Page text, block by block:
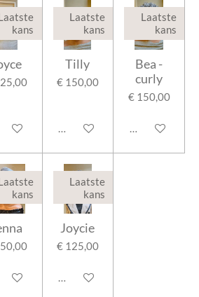
kans
mij op de hoogte
Laatste
kans
Tilly
€ 150,00
In winkelwagen
Laatste
kans
Bea -
curly
€ 150,00
In
kans
Laatste
kans
Joycie
€ 125,00
In winkelwagen